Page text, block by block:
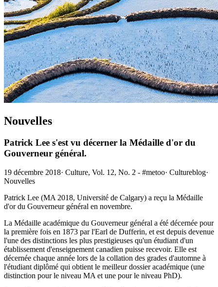
Nouvelles
Patrick Lee s'est vu décerner la Médaille d'or du
Gouverneur général.
19 décembre 2018· Culture, Vol. 12, No. 2 - #metoo· Cultureblog·
Nouvelles
Patrick Lee (MA 2018, Université de Calgary) a reçu la Médaille
d'or du Gouverneur général en novembre.
La Médaille académique du Gouverneur général a été décernée pour
la première fois en 1873 par l'Earl de Dufferin, et est depuis devenue
l'une des distinctions les plus prestigieuses qu'un étudiant d'un
établissement d'enseignement canadien puisse recevoir. Elle est
décernée chaque année lors de la collation des grades d'automne à
l'étudiant diplômé qui obtient le meilleur dossier académique (une
distinction pour le niveau MA et une pour le niveau PhD).